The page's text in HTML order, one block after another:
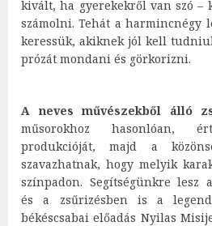
kivált, ha gyerekekről van szó –
számolni. Tehát a harmincnégy
keressük, akiknek jól kell
prózát mondani és görkorizni.
A neves művészekből álló
műsorokhoz hasonlóan,
produkcióját, majd a
szavazhatnak, hogy melyik
színpadon. Segítségünkre lesz
és a zsűrizésben is a
békéscsabai előadás Nyilas